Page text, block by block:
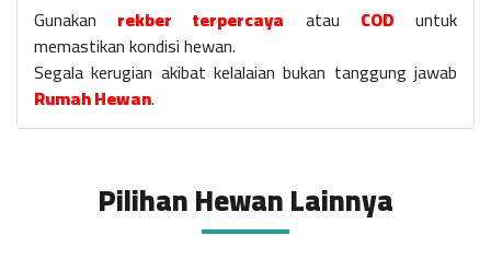
Gunakan rekber terpercaya atau COD untuk
memastikan kondisi hewan.
Segala kerugian akibat kelalaian bukan tanggung jawab
Rumah Hewan.
Pilihan Hewan Lainnya